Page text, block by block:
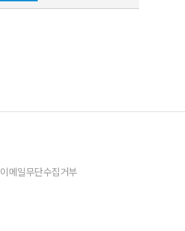
이메일무단수집거부